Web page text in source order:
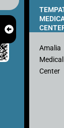
Amalia
Medical
Center